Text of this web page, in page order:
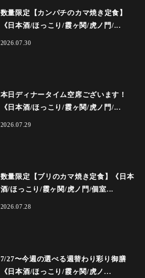
数量限定【カンパチのカマ焼き定食】
《日本酒/ほっこり/霞ヶ関/虎ノ門/...
2026.07.30
本日ディナータイム空席ございます！
《日本酒/ほっこり/霞ヶ関/虎ノ門/...
2026.07.29
数量限定【ブリのカマ焼き定食】《日本
酒/ほっこり/霞ヶ関/虎ノ門/個室...
2026.07.28
7/27〜今週の選べる週替わり彩り御膳
《日本酒/ほっこり/霞ヶ関/虎ノ...